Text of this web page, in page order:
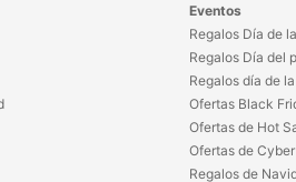
Eventos
Regalos Día de
Regalos Día del
Regalos día de
Ofertas Black
Ofertas de Hot
Ofertas de
Regalos de